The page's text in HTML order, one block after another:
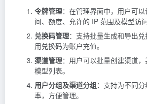
令牌管理：在管理界面中，用户可
间、额度、允许的 IP 范围及模型访问
兑换码管理：支持批量生成和导出
用兑换码为账户充值。
渠道管理：用户可以批量创建渠道
模型列表。
用户分组及渠道分组：支持为不同
率，方便管理。